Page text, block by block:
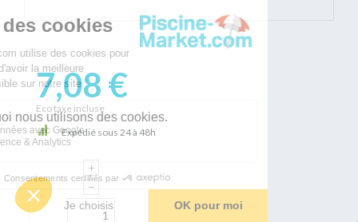
7,08 €
Eco taxe incluse
Expédié sous 24 à 48h